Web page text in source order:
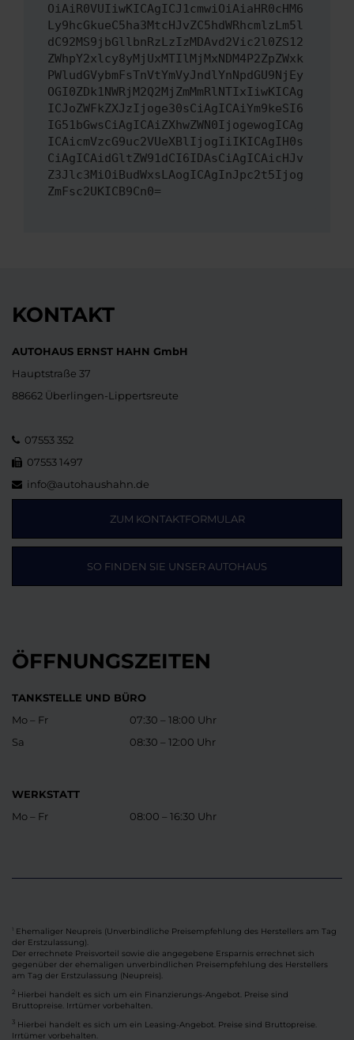
OiAiR0VUIiwKICAgICJ1cmwiOiAiaHR0cHM6
Ly9hcGkueC5ha3MtcHJvZC5hdWRhcmlzLm5l
dC92MS9jbGllbnRzLzIzMDAvd2Vic2l0ZS12
ZWhpY2xlcy8yMjUxMTIlMjMxNDM4P2ZpZWxk
PWludGVybmFsTnVtYmVyJndlYnNpdGU9NjEy
OGI0ZDk1NWRjM2Q2MjZmMmRlNTIxIiwKICAg
ICJoZWFkZXJzIjoge30sCiAgICAiYm9keSI6
IG51bGwsCiAgICAiZXhwZWN0IjogewogICAg
ICAicmVzcG9uc2VUeXBlIjogIiIKICAgIH0s
CiAgICAidGltZW91dCI6IDAsCiAgICAicHJv
Z3Jlc3MiOiBudWxsLAogICAgInJpc2t5Ijog
ZmFsc2UKICB9Cn0=
KONTAKT
AUTOHAUS ERNST HAHN GmbH
Hauptstraße 37
88662 Überlingen-Lippertsreute
07553 352
07553 1497
info@autohaushahn.de
ZUM KONTAKTFORMULAR
SO FINDEN SIE UNSER AUTOHAUS
ÖFFNUNGSZEITEN
TANKSTELLE UND BÜRO
Mo – Fr
Sa
07:30 – 18:00 Uhr
08:30 – 12:00 Uhr
WERKSTATT
Mo – Fr
08:00 – 16:30 Uhr
Ehemaliger Neupreis (Unverbindliche Preisempfehlung des Herstellers am Tag
der Erstzulassung).
Der errechnete Preisvorteil sowie die angegebene Ersparnis errechnet sich
gegenüber der ehemaligen unverbindlichen Preisempfehlung des Herstellers
am Tag der Erstzulassung (Neupreis).
2 Hierbei handelt es sich um ein Finanzierungs-Angebot. Preise sind
Bruttopreise. Irrtümer vorbehalten.
3 Hierbei handelt es sich um ein Leasing-Angebot. Preise sind Bruttopreise.
Irrtümer vorbehalten.